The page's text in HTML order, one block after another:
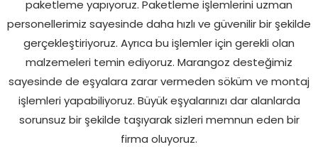
paketleme yapıyoruz. Paketleme işlemlerini uzman
personellerimiz sayesinde daha hızlı ve güvenilir bir şekilde
gerçekleştiriyoruz. Ayrıca bu işlemler için gerekli olan
malzemeleri temin ediyoruz. Marangoz desteğimiz
sayesinde de eşyalara zarar vermeden söküm ve montaj
işlemleri yapabiliyoruz. Büyük eşyalarınızı dar alanlarda
sorunsuz bir şekilde taşıyarak sizleri memnun eden bir
firma oluyoruz.